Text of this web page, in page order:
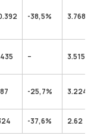
-38,5% 3.768
– 3.515
-25,7% 3.224
-37,6% 2.62